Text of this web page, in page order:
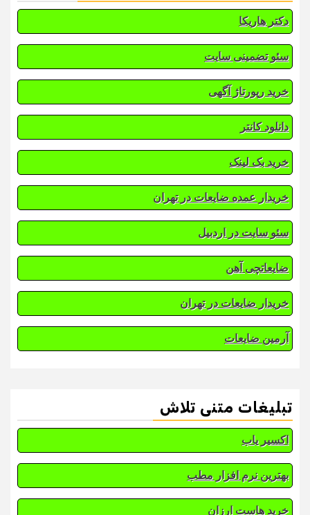
دکتر هاریکا
سئو تضمینی سایت
خرید رپورتاژ آگهی
دانلود کانتر
خرید بک لینک
خریدار عمده ضایعات در تهران
سئو سایت در اردبیل
ضایعاتچی آهن
خریدار ضایعات در تهران
آرمین ضایعات
تبلیغات متنی تلاش
اکسیر یاب
بهترین نرم افزار مطب
خرید هاست ارزان